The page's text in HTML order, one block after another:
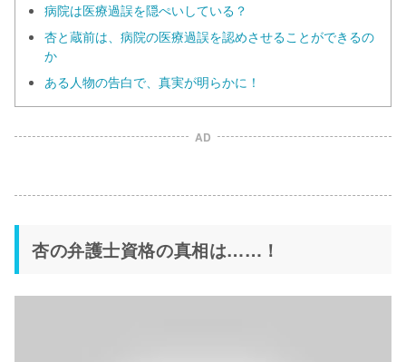
病院は医療過誤を隠ぺいしている？
杏と蔵前は、病院の医療過誤を認めさせることができるの
か
ある人物の告白で、真実が明らかに！
AD
杏の弁護士資格の真相は……！